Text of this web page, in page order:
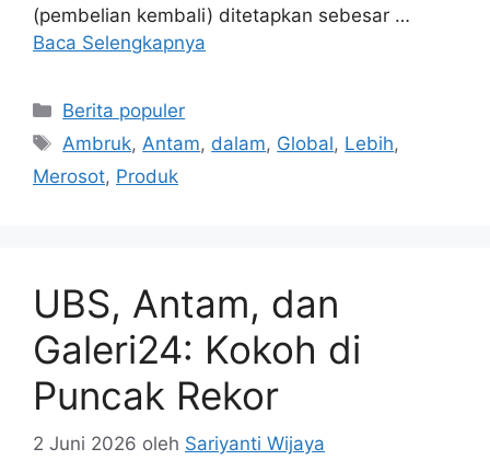
(pembelian kembali) ditetapkan sebesar …
Baca Selengkapnya
Kategori
Berita populer
Tag
Ambruk, Antam, dalam, Global, Lebih,
Merosot, Produk
UBS, Antam, dan
Galeri24: Kokoh di
Puncak Rekor
2 Juni 2026 oleh Sariyanti Wijaya